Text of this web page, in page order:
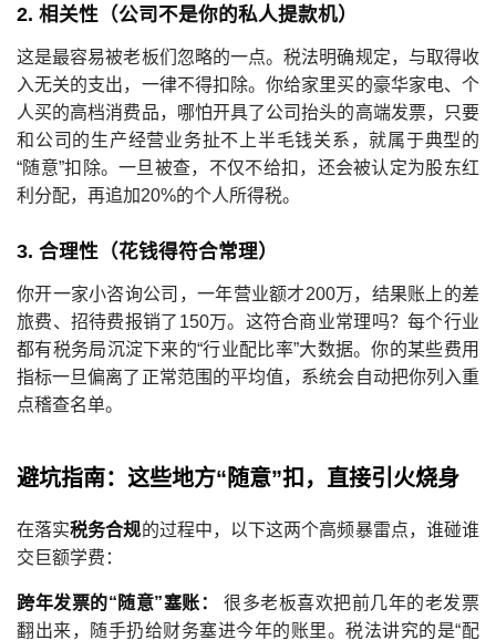
2. 相关性（公司不是你的私人提款机）
这是最容易被老板们忽略的一点。税法明确规定，与取得收
入无关的支出，一律不得扣除。你给家里买的豪华家电、个
人买的高档消费品，哪怕开具了公司抬头的高端发票，只要
和公司的生产经营业务扯不上半毛钱关系，就属于典型的
“随意”扣除。一旦被查，不仅不给扣，还会被认定为股东红
利分配，再追加20%的个人所得税。
3. 合理性（花钱得符合常理）
你开一家小咨询公司，一年营业额才200万，结果账上的差
旅费、招待费报销了150万。这符合商业常理吗？每个行业
都有税务局沉淀下来的“行业配比率”大数据。你的某些费用
指标一旦偏离了正常范围的平均值，系统会自动把你列入重
点稽查名单。
避坑指南：这些地方“随意”扣，直接引火烧身
在落实税务合规的过程中，以下这两个高频暴雷点，谁碰谁
交巨额学费：
跨年发票的“随意”塞账：
很多老板喜欢把前几年的老发票
翻出来，随手扔给财务塞进今年的账里。税法讲究的是“配